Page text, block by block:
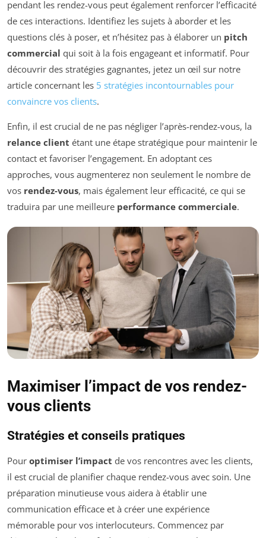
pendant les rendez-vous peut également renforcer l’efficacité
de ces interactions. Identifiez les sujets à aborder et les
questions clés à poser, et n’hésitez pas à élaborer un pitch
commercial qui soit à la fois engageant et informatif. Pour
découvrir des stratégies gagnantes, jetez un œil sur notre
article concernant les 5 stratégies incontournables pour
convaincre vos clients.
Enfin, il est crucial de ne pas négliger l’après-rendez-vous, la
relance client étant une étape stratégique pour maintenir le
contact et favoriser l’engagement. En adoptant ces
approches, vous augmenterez non seulement le nombre de
vos rendez-vous, mais également leur efficacité, ce qui se
traduira par une meilleure performance commerciale.
Maximiser l’impact de vos rendez-
vous clients
Stratégies et conseils pratiques
Pour optimiser l’impact de vos rencontres avec les clients,
il est crucial de planifier chaque rendez-vous avec soin. Une
préparation minutieuse vous aidera à établir une
communication efficace et à créer une expérience
mémorable pour vos interlocuteurs. Commencez par